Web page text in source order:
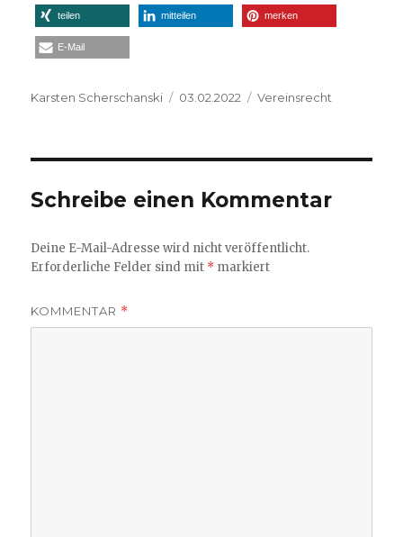
teilen mitteilen merken
E-Mail
Autor
Karsten Scherschanski
Veröffentlicht
03.02.2022 Kategorien
Vereinsrecht
Schreibe einen Kommentar
Deine E-Mail-Adresse wird nicht veröffentlicht.
Erforderliche Felder sind mit * markiert
KOMMENTAR *